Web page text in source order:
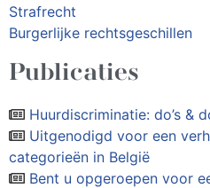
Strafrecht
Burgerlijke rechtsgeschillen
Publicaties
Huurdiscriminatie: do’s &
Uitgenodigd voor een
categorieën in België
Bent u opgeroepen voor